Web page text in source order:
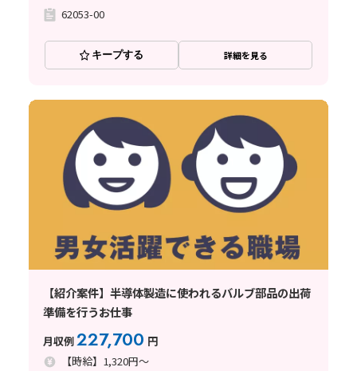
62053-00
キープする 詳細を見る
【紹介案件】半導体製造に使われるバルブ部品の出荷
準備を行うお仕事
月収例227,700 円
【時給】1,320円～